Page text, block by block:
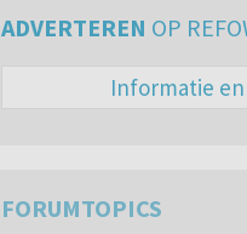
ADVERTEREN OP
Informatie
FORUMTOPICS